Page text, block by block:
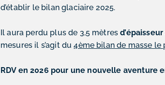
d’établir le bilan glaciaire 2025.
Il aura perdu plus de 3,5 mètres
mesures il s’agit du4ème bilan de masse
RDV en 2026 pour une nouvelle